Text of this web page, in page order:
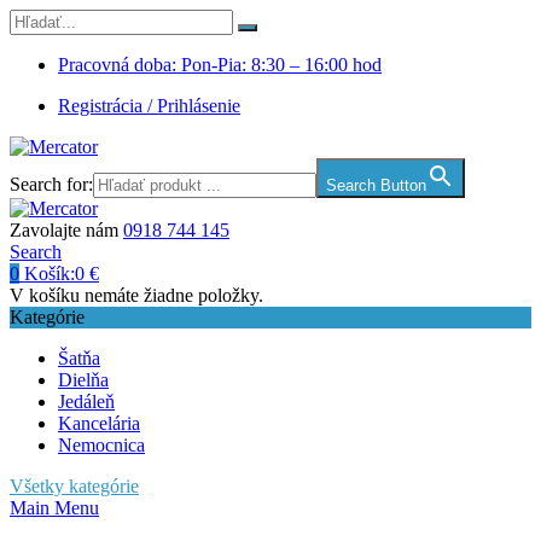
Pracovná doba: Pon-Pia: 8:30 – 16:00 hod
Registrácia / Prihlásenie
Search for: Search Button
Zavolajte nám 0918 744 145
Search
0 Košík:0 €
V košíku nemáte žiadne položky.
Kategórie
Šatňa
Dielňa
Jedáleň
Kancelária
Nemocnica
Všetky kategórie
Main Menu